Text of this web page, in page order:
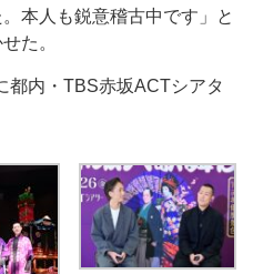
本人も鋭意稽古中です」と
た。
内・TBS赤坂ACTシアタ